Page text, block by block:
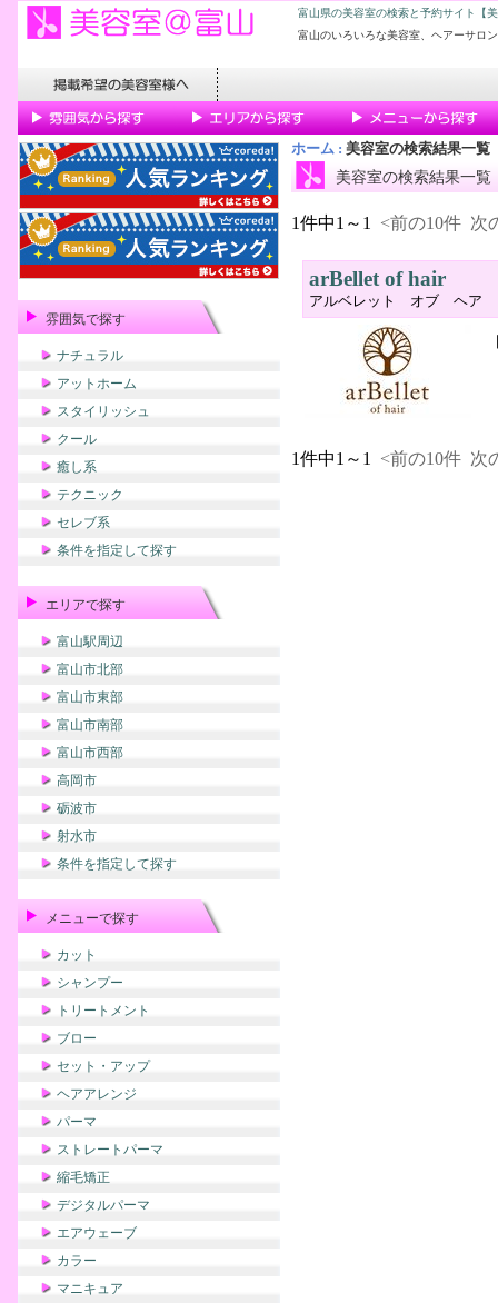
富山県の美容室の検索と予約サイト【
富山のいろいろな美容室、ヘアーサロ
雰囲気で探す
ナチュラル
アットホーム
スタイリッシュ
クール
癒し系
テクニック
セレブ系
条件を指定して探す
エリアで探す
富山駅周辺
富山市北部
富山市東部
富山市南部
富山市西部
高岡市
砺波市
射水市
条件を指定して探す
メニューで探す
カット
シャンプー
トリートメント
ブロー
セット・アップ
ヘアアレンジ
パーマ
ストレートパーマ
縮毛矯正
デジタルパーマ
エアウェーブ
カラー
マニキュア
ホーム : 美容室の検索結果一覧
美容室の検索結果一覧
1件中1～1 <前の10件 次
arBellet of hair
アルベレット オブ ヘア
1件中1～1 <前の10件 次